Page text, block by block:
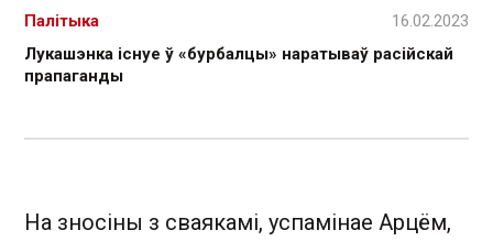
Лукашэнка існуе ў «бурбалцы» наратываў расійскай
прапаганды
Палітыка 16.02.2023
На зносіны з сваякамі, успамінае Арцём,